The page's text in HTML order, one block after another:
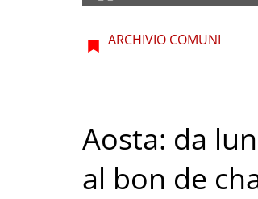
ARCHIVIO COMUNI
Aosta: da
al bon de